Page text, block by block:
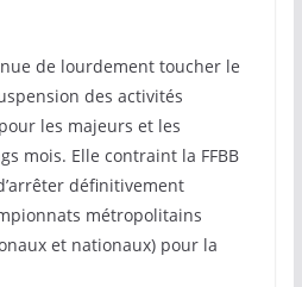
de lourdement toucher le
des activités
les majeurs et les
mois. Elle contraint la FFBB
définitivement
métropolitains
et nationaux) pour la